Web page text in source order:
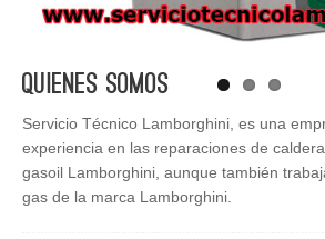
Quienes Somos
Servicio Técnico Lamborghini, es una
experiencia en las reparaciones de
gasoil Lamborghini, aunque también
gas de la marca Lamborghini.